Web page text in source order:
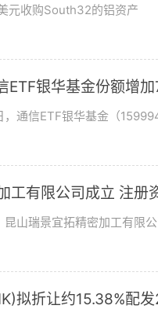
元收购South32的铝资产
ETF银华基金份额增
通信ETF银华基金（
工有限公司成立 注册
山瑞景宜拓精密加工有限
拟折让约15.38%配